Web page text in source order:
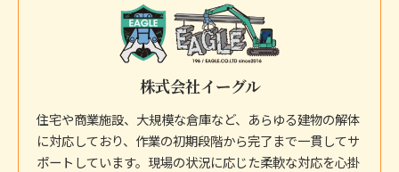
株式会社イーグル
住宅や商業施設、大規模な倉庫など、あらゆる建物の解体
に対応しており、作業の初期段階から完了まで一貫してサ
ポートしています。現場の状況に応じた柔軟な対応を心掛